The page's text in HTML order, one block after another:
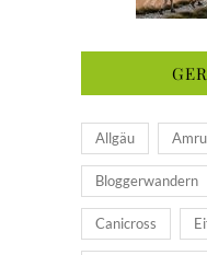
Allgäu
Bloggerwandern
Canicross